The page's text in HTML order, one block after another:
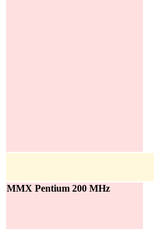
MMX Pentium 200 MHz